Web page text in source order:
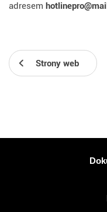
adresem
Strony web